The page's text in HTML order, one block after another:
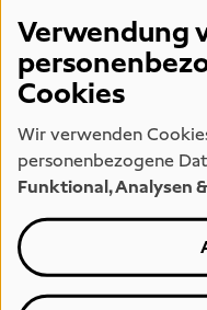
FOOTER 2
Museum
Eintrittspreise
Presse
Verwendung
Cookies
Wir verwenden
personenbezogene
Funktional, Analysen